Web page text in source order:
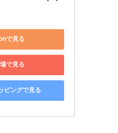
で見る
で見る
ピングで見る